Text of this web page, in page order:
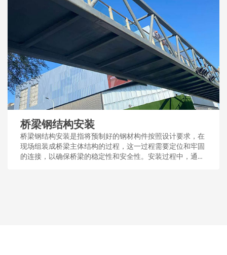
桥梁钢结构安装
桥梁钢结构安装是指将预制好的钢材构件按照设计要求，在
现场组装成桥梁主体结构的过程，这一过程需要定位和牢固
的连接，以确保桥梁的稳定性和安全性。安装过程中，通常